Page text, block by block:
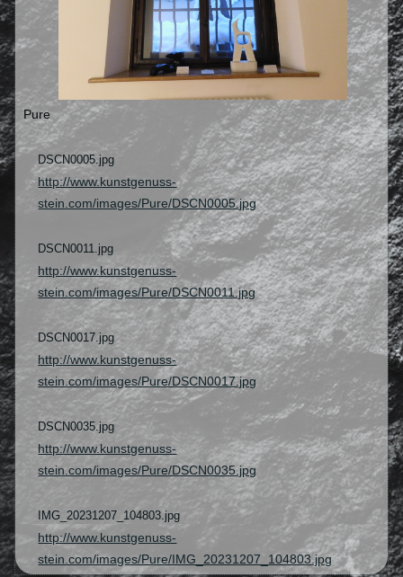
Pure
DSCN0005.jpg
http://www.kunstgenuss-
stein.com/images/Pure/DSCN0005.jpg
DSCN0011.jpg
http://www.kunstgenuss-
stein.com/images/Pure/DSCN0011.jpg
DSCN0017.jpg
http://www.kunstgenuss-
stein.com/images/Pure/DSCN0017.jpg
DSCN0035.jpg
http://www.kunstgenuss-
stein.com/images/Pure/DSCN0035.jpg
IMG_20231207_104803.jpg
http://www.kunstgenuss-
stein.com/images/Pure/IMG_20231207_104803.jpg